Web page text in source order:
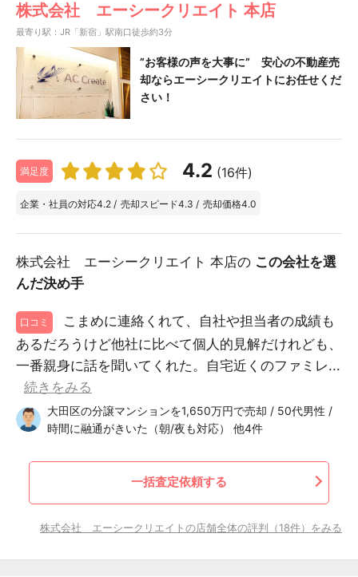
株式会社 エーシークリエイト 本店
最寄り駅：JR「新宿」駅南口徒歩約3分
”お客様の声を大事に” 安心の不動産売
却ならエーシークリエイトにお任せくだ
さい！
満足度 4.2 (16件)
企業・社員の対応4.2 / 売却スピード4.3 / 売却価格4.0
株式会社 エーシークリエイト 本店の この会社を選
んだ決め手
口コミ
こまめに連絡くれて、自社や担当者の成績も
あるだろうけど他社に比べて個人的見解だけれども、
一番親身に話を聞いてくれた。自宅近くのファミレ...
続きをみる
大田区の分譲マンションを1,650万円で売却 / 50代男性 /
時間に融通がきいた（朝/夜も対応） 他4件
一括査定依頼する
株式会社 エーシークリエイトの店舗全体の評判（18件）をみる